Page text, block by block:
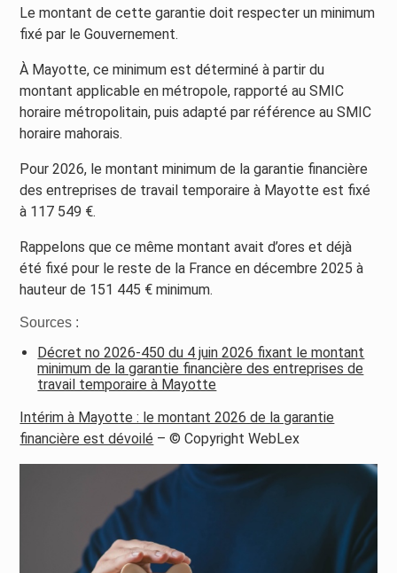
Le montant de cette garantie doit respecter un minimum
fixé par le Gouvernement.
À Mayotte, ce minimum est déterminé à partir du
montant applicable en métropole, rapporté au SMIC
horaire métropolitain, puis adapté par référence au SMIC
horaire mahorais.
Pour 2026, le montant minimum de la garantie financière
des entreprises de travail temporaire à Mayotte est fixé
à 117 549 €.
Rappelons que ce même montant avait d’ores et déjà
été fixé pour le reste de la France en décembre 2025 à
hauteur de 151 445 € minimum.
Sources :
Décret no 2026-450 du 4 juin 2026 fixant le montant
minimum de la garantie financière des entreprises de
travail temporaire à Mayotte
Intérim à Mayotte : le montant 2026 de la garantie
financière est dévoilé – © Copyright WebLex